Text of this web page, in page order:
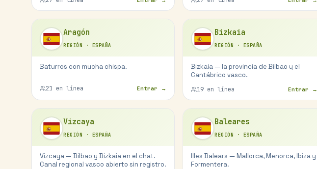
Aragón
REGIÓN · ESPAÑA
Baturros con mucha chispa.
21 en línea Entrar →
Bizkaia
REGIÓN · ESPAÑA
Bizkaia — la provincia de Bilbao y el
Cantábrico vasco.
19 en línea Entrar →
Vizcaya
REGIÓN · ESPAÑA
Vizcaya — Bilbao y Bizkaia en el chat.
Canal regional vasco abierto sin registro.
Baleares
REGIÓN · ESPAÑA
Illes Balears — Mallorca, Menorca, Ibiza y
Formentera.